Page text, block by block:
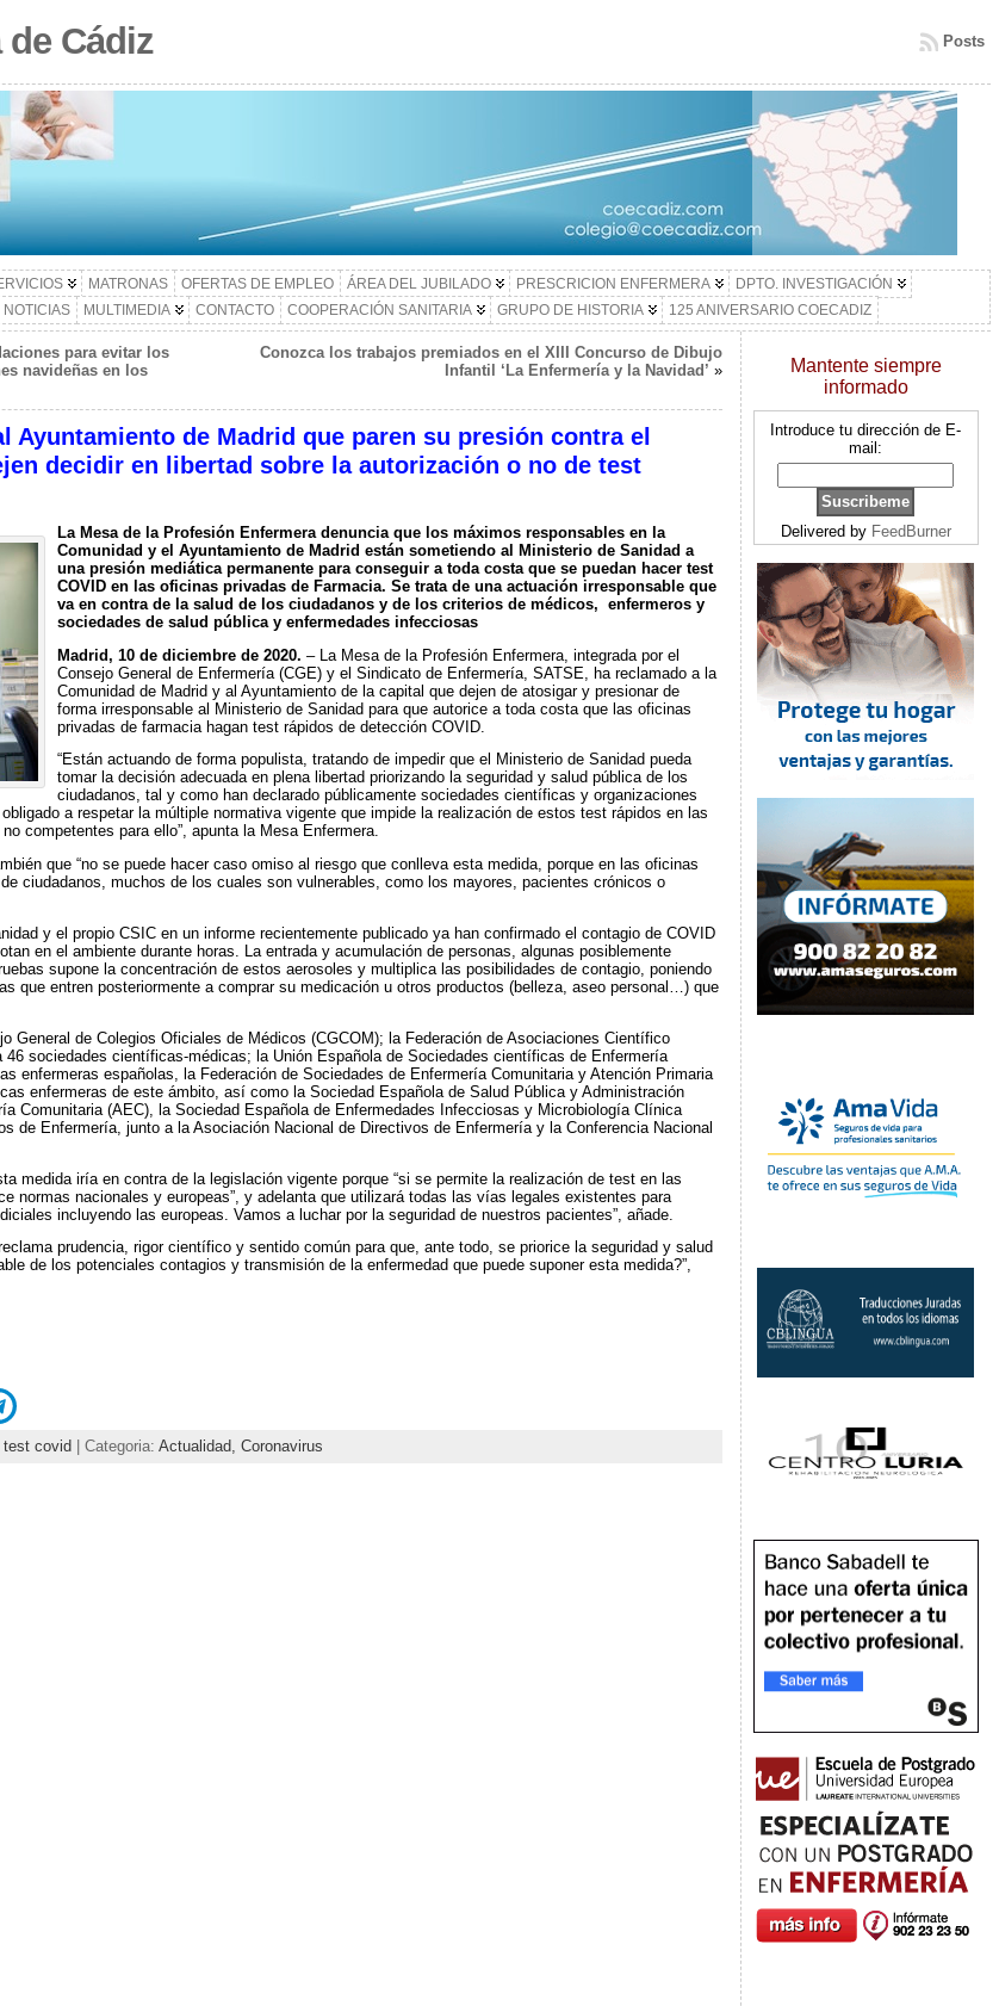
Cádiz Posts
MATRONAS OFERTAS DE EMPLEO ÁREA DEL JUBILADO PRESCRICION ENFERMERA
DPTO. INVESTIGACIÓN
NOTICIAS MULTIMEDIA CONTACTO COOPERACIÓN SANITARIA GRUPO DE HISTORIA 125 ANIVERSARIO COECADIZ
para evitar los
navideñas en los
Conozca los trabajos premiados en el XIII Concurso de Dibujo
Infantil ‘La Enfermería y la Navidad’ »
Ayuntamiento de Madrid que paren su presión contra el
decidir en libertad sobre la autorización o no de test
La Mesa de la Profesión Enfermera denuncia que los máximos responsables en la
Comunidad y el Ayuntamiento de Madrid están sometiendo al Ministerio de Sanidad a
una presión mediática permanente para conseguir a toda costa que se puedan hacer test
COVID en las oficinas privadas de Farmacia. Se trata de una actuación irresponsable que
va en contra de la salud de los ciudadanos y de los criterios de médicos, enfermeros y
sociedades de salud pública y enfermedades infecciosas
Madrid, 10 de diciembre de 2020. – La Mesa de la Profesión Enfermera, integrada por el
Consejo General de Enfermería (CGE) y el Sindicato de Enfermería, SATSE, ha reclamado a la
Comunidad de Madrid y al Ayuntamiento de la capital que dejen de atosigar y presionar de
forma irresponsable al Ministerio de Sanidad para que autorice a toda costa que las oficinas
privadas de farmacia hagan test rápidos de detección COVID.
“Están actuando de forma populista, tratando de impedir que el Ministerio de Sanidad pueda
tomar la decisión adecuada en plena libertad priorizando la seguridad y salud pública de los
ciudadanos, tal y como han declarado públicamente sociedades científicas y organizaciones
a respetar la múltiple normativa vigente que impide la realización de estos test rápidos en las
competentes para ello”, apunta la Mesa Enfermera.
que “no se puede hacer caso omiso al riesgo que conlleva esta medida, porque en las oficinas
ciudadanos, muchos de los cuales son vulnerables, como los mayores, pacientes crónicos o
y el propio CSIC en un informe recientemente publicado ya han confirmado el contagio de COVID
en el ambiente durante horas. La entrada y acumulación de personas, algunas posiblemente
supone la concentración de estos aerosoles y multiplica las posibilidades de contagio, poniendo
que entren posteriormente a comprar su medicación u otros productos (belleza, aseo personal…) que
General de Colegios Oficiales de Médicos (CGCOM); la Federación de Asociaciones Científico
46 sociedades científicas-médicas; la Unión Española de Sociedades científicas de Enfermería
enfermeras españolas, la Federación de Sociedades de Enfermería Comunitaria y Atención Primaria
enfermeras de este ámbito, así como la Sociedad Española de Salud Pública y Administración
Comunitaria (AEC), la Sociedad Española de Enfermedades Infecciosas y Microbiología Clínica
de Enfermería, junto a la Asociación Nacional de Directivos de Enfermería y la Conferencia Nacional
medida iría en contra de la legislación vigente porque “si se permite la realización de test en las
normas nacionales y europeas”, y adelanta que utilizará todas las vías legales existentes para
incluyendo las europeas. Vamos a luchar por la seguridad de nuestros pacientes”, añade.
prudencia, rigor científico y sentido común para que, ante todo, se priorice la seguridad y salud
de los potenciales contagios y transmisión de la enfermedad que puede suponer esta medida?”,
test covid | Categoria: Actualidad, Coronavirus
Mantente siempre
informado
Introduce tu dirección de E-
mail:
Delivered by FeedBurner